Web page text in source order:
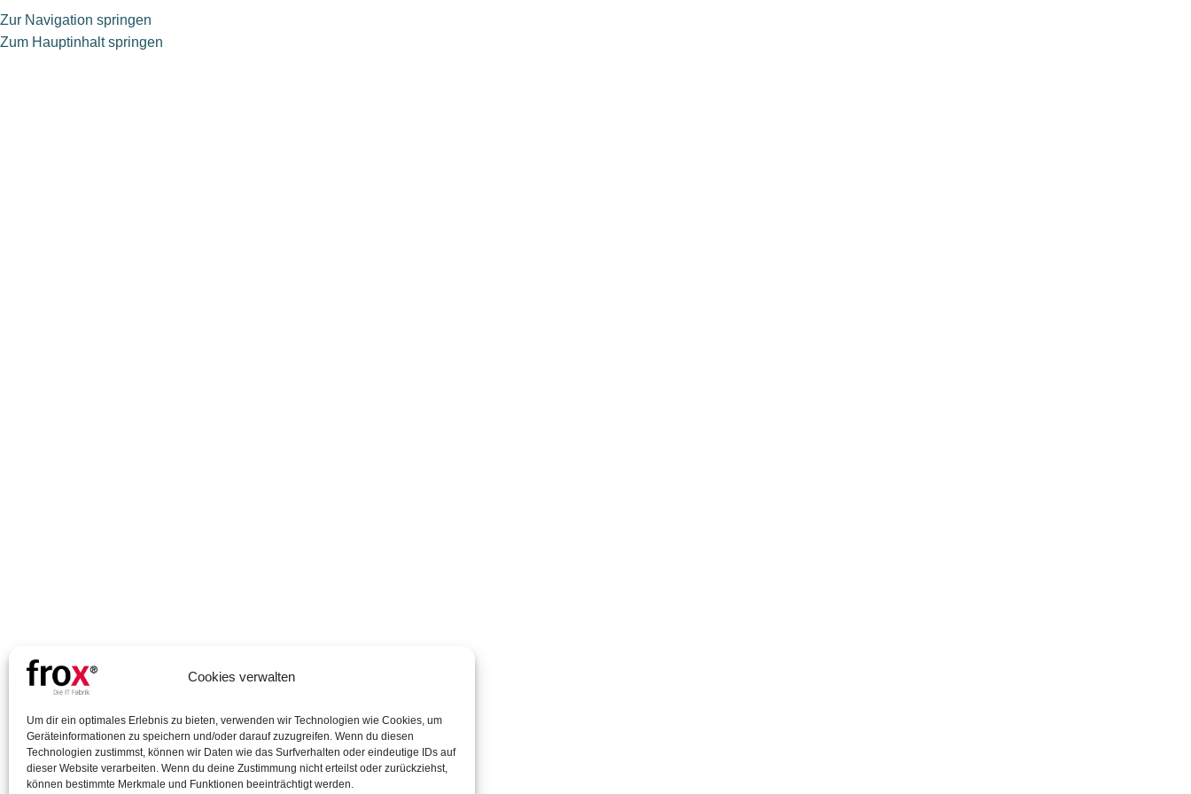
Cookies verwalten
Um dir ein optimales Erlebnis zu bieten, verwenden wir Technologien wie Cookies, um
Geräteinformationen zu speichern und/oder darauf zuzugreifen. Wenn du diesen
Technologien zustimmst, können wir Daten wie das Surfverhalten oder eindeutige IDs auf
dieser Website verarbeiten. Wenn du deine Zustimmung nicht erteilst oder zurückziehst,
können bestimmte Merkmale und Funktionen beeinträchtigt werden.
Zur Navigation springen
Zum Hauptinhalt springen